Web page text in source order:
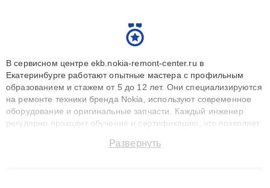
В сервисном центре ekb.nokia-remont-center.ru в
Екатеринбурге работают опытные мастера с профильным
образованием и стажем от 5 до 12 лет. Они специализируются
на ремонте техники бренда Nokia, используют современное
оборудование и оригинальные запчасти. Каждый инженер
регулярно проходит обучение и сертификацию, что позволяет
технику с сохранением гарантии до 3 лет. Наши мастера
Развернуть